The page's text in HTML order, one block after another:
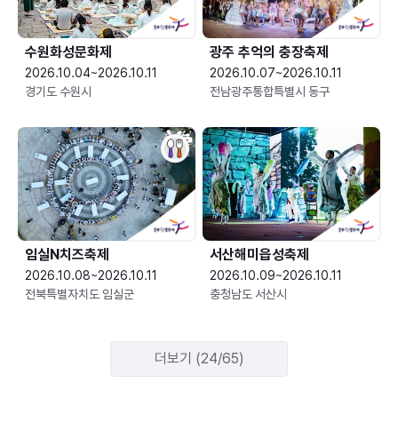
수원화성문화제
2026.10.04~2026.10.11
경기도 수원시
광주 추억의 충장축제
2026.10.07~2026.10.11
전남광주통합특별시 동구
임실N치즈축제
2026.10.08~2026.10.11
전북특별자치도 임실군
서산해미읍성축제
2026.10.09~2026.10.11
충청남도 서산시
더보기 (24/65)